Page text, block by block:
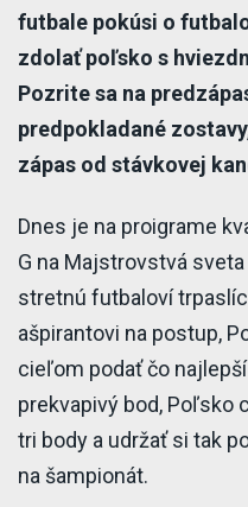
futbale pokúsi o
zdolať poľsko s
Pozrite sa na
predpokladané
zápas od stávkovej
Dnes je na proigrame
G na Majstrovstvá
stretnú futbaloví
ašpirantovi na postup,
cieľom podať čo
prekvapivý bod, Poľsko
tri body a udržať si tak
na šampionát.